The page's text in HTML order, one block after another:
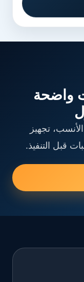
واضحة
تجهيز
قبل التنفيذ.